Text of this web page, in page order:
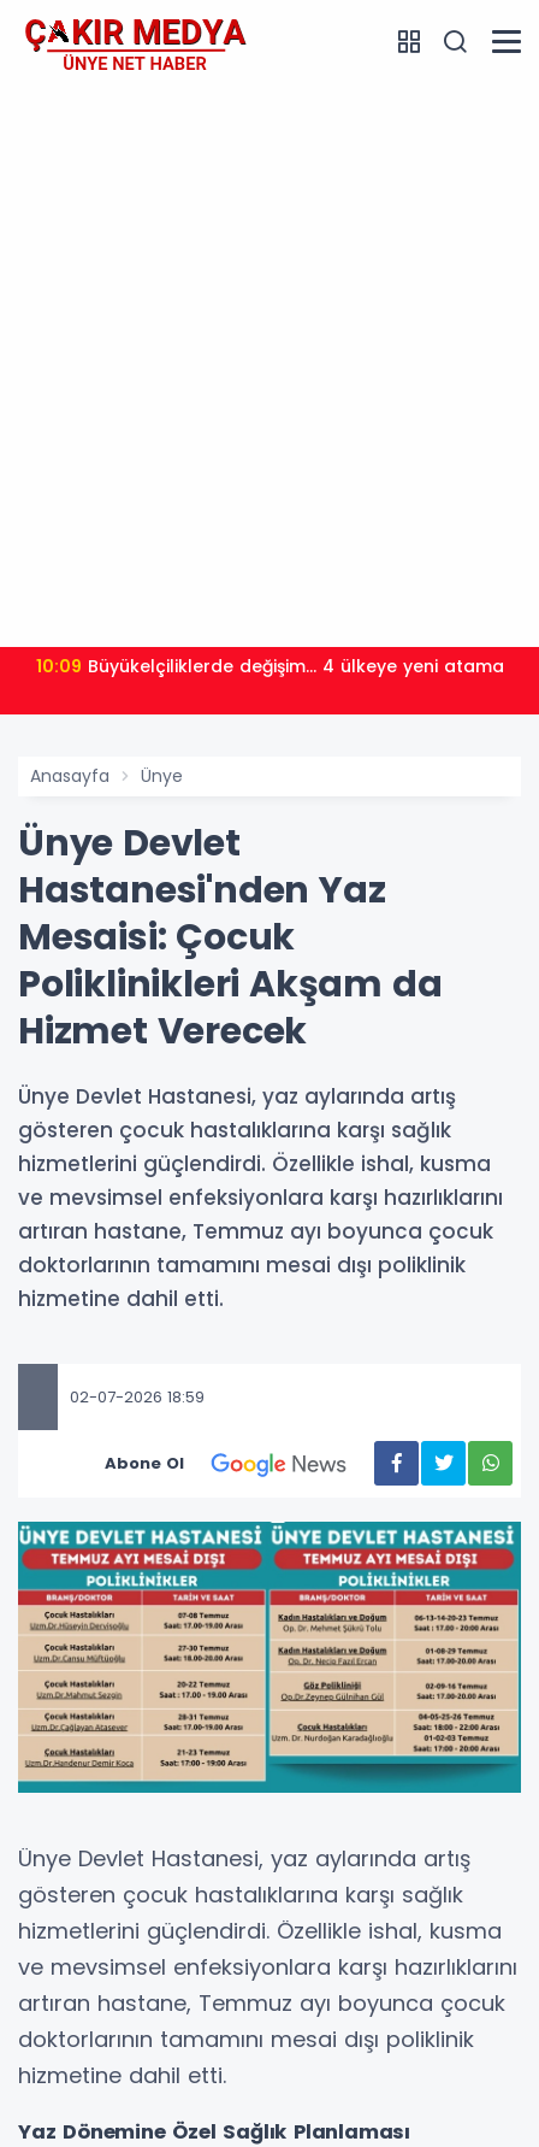
10:09 Büyükelçiliklerde değişim... 4 ülkeye yeni atama
Anasayfa Ünye
Ünye Devlet
Hastanesi'nden Yaz
Mesaisi: Çocuk
Poliklinikleri Akşam da
Hizmet Verecek
Ünye Devlet Hastanesi, yaz aylarında artış
gösteren çocuk hastalıklarına karşı sağlık
hizmetlerini güçlendirdi. Özellikle ishal, kusma
ve mevsimsel enfeksiyonlara karşı hazırlıklarını
artıran hastane, Temmuz ayı boyunca çocuk
doktorlarının tamamını mesai dışı poliklinik
hizmetine dahil etti.
02-07-2026 18:59
Abone Ol
Ünye Devlet Hastanesi, yaz aylarında artış
gösteren çocuk hastalıklarına karşı sağlık
hizmetlerini güçlendirdi. Özellikle ishal, kusma
ve mevsimsel enfeksiyonlara karşı hazırlıklarını
artıran hastane, Temmuz ayı boyunca çocuk
doktorlarının tamamını mesai dışı poliklinik
hizmetine dahil etti.
Yaz Dönemine Özel Sağlık Planlaması